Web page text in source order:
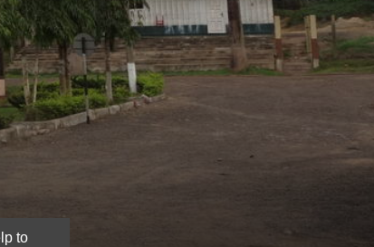
to